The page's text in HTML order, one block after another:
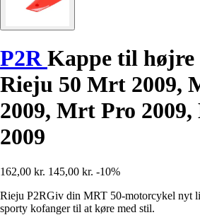
P2RKappe til
Rieju 50 Mrt 2009,
2009, Mrt Pro
2009
162,00 kr. 145,00 kr. -10%
Rieju P2RGiv din MRT 50-motorcykel nyt
sporty kofanger til at køre med stil.